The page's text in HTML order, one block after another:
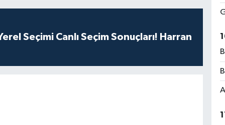
Seçimi Canlı Seçim Sonuçları! Harran